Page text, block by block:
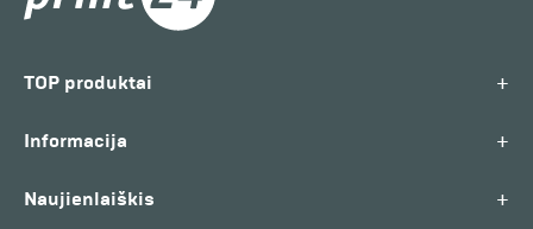
TOP produktai +
Informacija +
Naujienlaiškis +